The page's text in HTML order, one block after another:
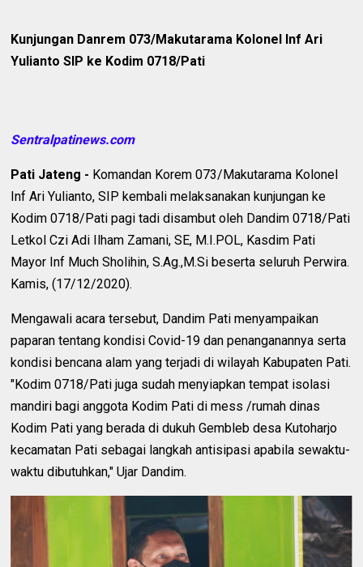
Kunjungan Danrem 073/Makutarama Kolonel Inf Ari
Yulianto SIP ke Kodim 0718/Pati
Sentralpatinews.com
Pati Jateng - Komandan Korem 073/Makutarama Kolonel
Inf Ari Yulianto, SIP kembali melaksanakan kunjungan ke
Kodim 0718/Pati pagi tadi disambut oleh Dandim 0718/Pati
Letkol Czi Adi Ilham Zamani, SE, M.I.POL, Kasdim Pati
Mayor Inf Much Sholihin, S.Ag.,M.Si beserta seluruh Perwira.
Kamis, (17/12/2020).
Mengawali acara tersebut, Dandim Pati menyampaikan
paparan tentang kondisi Covid-19 dan penanganannya serta
kondisi bencana alam yang terjadi di wilayah Kabupaten Pati.
"Kodim 0718/Pati juga sudah menyiapkan tempat isolasi
mandiri bagi anggota Kodim Pati di mess /rumah dinas
Kodim Pati yang berada di dukuh Gembleb desa Kutoharjo
kecamatan Pati sebagai langkah antisipasi apabila sewaktu-
waktu dibutuhkan," Ujar Dandim.